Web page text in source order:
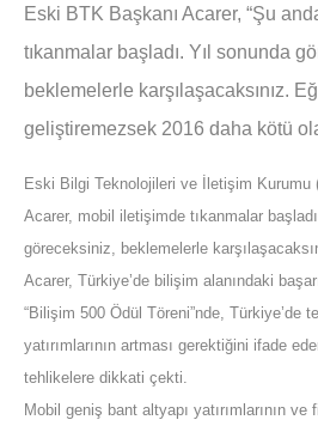
Eski BTK Başkanı Acarer, “Şu
tıkanmalar başladı. Yıl sonunda
beklemelerle karşılaşacaksınız.
geliştiremezsek 2016 daha kötü
Eski Bilgi Teknolojileri ve İletişim Kurumu
Acarer, mobil iletişimde tıkanmalar
göreceksiniz, beklemelerle
Acarer, Türkiye’de bilişim alanındaki
“Bilişim 500 Ödül Töreni”nde, Türkiye’de
yatırımlarının artması gerektiğini ifade
tehlikelere dikkati çekti.
Mobil geniş bant altyapı yatırımlarının ve